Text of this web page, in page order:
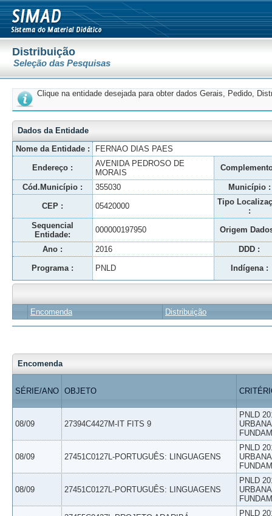
Distribuição
Seleção das Pesquisas
Clique na entidade desejada para obter dados Gerais, Pedido,
Dados da Entidade
Nome da Entidade :
FERNAO DIAS PAES
Endereço :
AVENIDA PEDROSO DE
MORAIS
Cód.Município : 355030 Município :
CEP : 05420000
Tipo
:
Sequencial
Entidade:
000000197950 Origem
Ano : 2016 DDD :
Programa : PNLD Indígena :
Encomenda Distribuição
Encomenda
SÉRIE/ANO OBJETO
08/09 27394C4427M-IT FITS 9
PNLD
08/09 27451C0127L-PORTUGUÊS: LINGUAGENS
PNLD
08/09 27451C0127L-PORTUGUÊS: LINGUAGENS
PNLD
PNLD